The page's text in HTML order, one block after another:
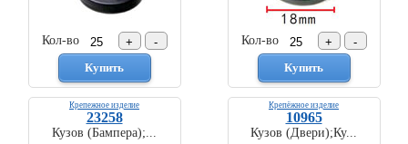
Кол-во Кол-во
Крепежное изделие
23258
Кузов (Бампера);...
Крепёжное изделие
10965
Кузов (Двери);Ку...